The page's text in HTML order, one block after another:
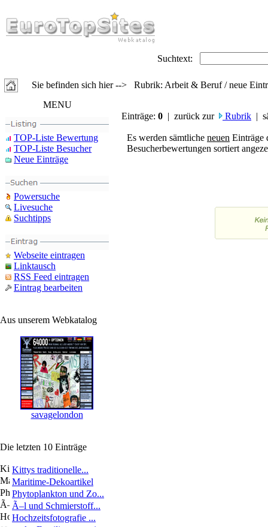
Suchtext:
Sie befinden sich hier --> Rubrik: Arbeit & Beruf / neue
MENU
TOP-Liste Bewertung
TOP-Liste Besucher
Neue Einträge
Powersuche
Livesuche
Suchtipps
Webseite eintragen
Linktausch
RSS Feed eintragen
Eintrag bearbeiten
Aus unserem Webkatalog
savagelondon
Die letzten 10 Einträge
Kittys traditionelle...
Maritime-Dekoartikel
Phytoplankton und Zo...
Ã–l und Schmierstoff...
Hochzeitsfotografie ...
Einträge: 0 | zurück zur Rubrik |
Es werden sämtliche neuen Einträge
Besucherbewertungen sortiert